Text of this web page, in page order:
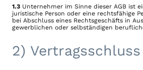
1.3 Unternehmer im Sinne dieser AGB ist
juristische Person oder eine rechtsfähige
bei Abschluss eines Rechtsgeschäfts in
gewerblichen oder selbständigen
2) Vertragsschluss